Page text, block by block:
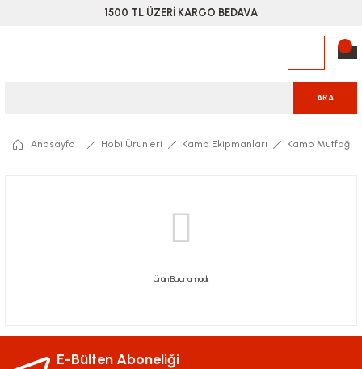
1500 TL ÜZERİ KARGO BEDAVA
ARA
Anasayfa Hobi Ürünleri Kamp Ekipmanları Kamp Mutfağı
Ürün Bulunamadı.
E-Bülten Aboneliği